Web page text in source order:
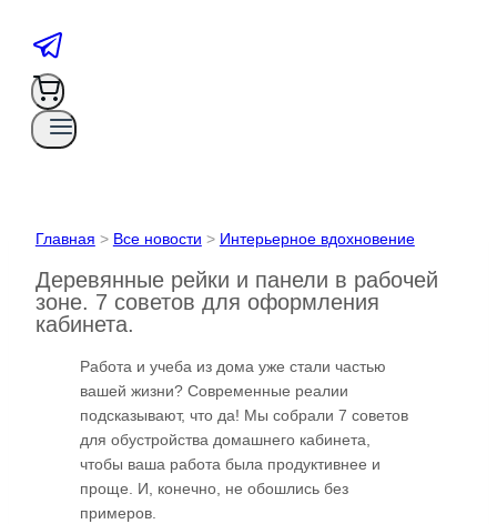
Главная > Все новости > Интерьерное вдохновение
Деревянные рейки и панели в рабочей
зоне. 7 советов для оформления
кабинета.
Работа и учеба из дома уже стали частью
вашей жизни? Современные реалии
подсказывают, что да! Мы собрали 7 советов
для обустройства домашнего кабинета,
чтобы ваша работа была продуктивнее и
проще. И, конечно, не обошлись без
примеров.